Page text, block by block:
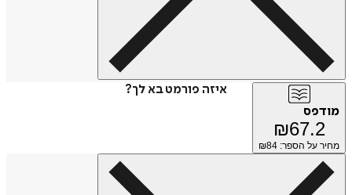
איזה פורמט בא לך?
מודפס
₪67.2
מחיר על הספר: ₪ 84